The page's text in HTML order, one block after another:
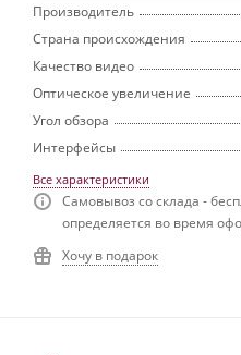
Производитель
Страна происхождения
Качество видео
Оптическое увеличение
Угол обзора
Интерфейсы
Все характеристики
Самовывоз со склада -
определяется во время
Хочу в подарок